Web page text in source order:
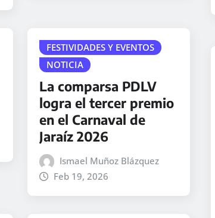
FESTIVIDADES Y EVENTOS
NOTICIA
La comparsa PDLV
logra el tercer premio
en el Carnaval de
Jaraíz 2026
Ismael Muñoz Blázquez
Feb 19, 2026